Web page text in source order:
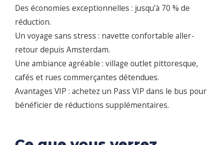
Des économies exceptionnelles : jusqu’à 70 % de
réduction.
Un voyage sans stress : navette confortable aller-
retour depuis Amsterdam.
Une ambiance agréable : village outlet pittoresque,
cafés et rues commerçantes détendues.
Avantages VIP : achetez un Pass VIP dans le bus pour
bénéficier de réductions supplémentaires.